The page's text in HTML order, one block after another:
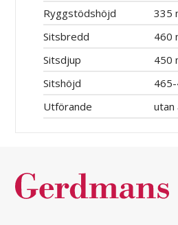
Ryggstödshöjd
335
Sitsbredd
460
Sitsdjup
450
Sitshöjd
Utförande
utan